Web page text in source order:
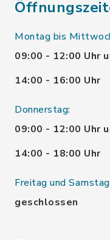
Montag bis
09:00 - 12:00 Uhr
14:00 - 16:00 Uhr
Donnerstag:
09:00 - 12:00 Uhr
14:00 - 18:00 Uhr
Freitag und
geschlossen